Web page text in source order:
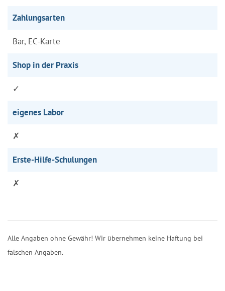
Zahlungsarten
Bar, EC-Karte
Shop in der Praxis
✓
eigenes Labor
✗
Erste-Hilfe-Schulungen
✗
Alle Angaben ohne Gewähr! Wir übernehmen keine Haftung bei
falschen Angaben.